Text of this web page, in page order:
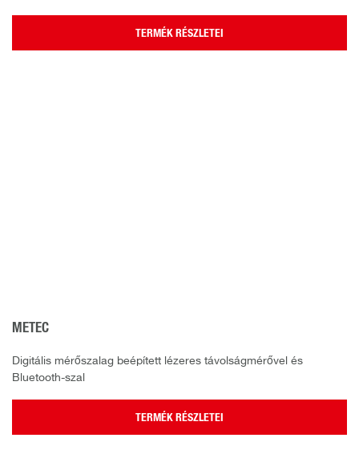
TERMÉK RÉSZLETEI
METEC
Digitális mérőszalag beépített lézeres távolságmérővel és
Bluetooth-szal
TERMÉK RÉSZLETEI